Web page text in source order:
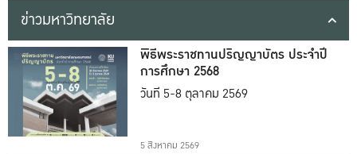
ข่าวมหาวิทยาลัย
พิธีพระราชทานปริญญาบัตร ประจำปี
การศึกษา 2568
วันที่ 5-8 ตุลาคม 2569
5 สิงหาคม 2569